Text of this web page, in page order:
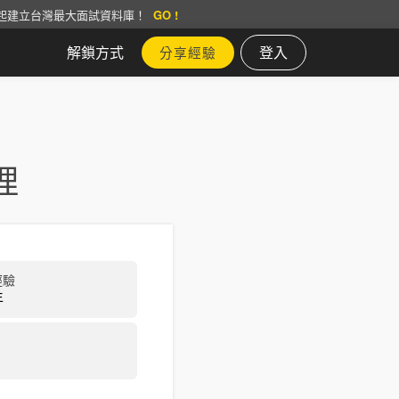
立台灣最大面試資料庫！ GO !
解鎖方式 分享經驗 登入